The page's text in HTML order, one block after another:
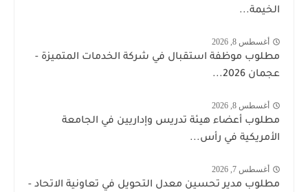
الخيمة...
أغسطس 8, 2026
مطلوب موظفة استقبال في شركة الخدمات المتميزة -
عجمان 2026...
أغسطس 8, 2026
مطلوب أعضاء هيئة تدريس وإداريين في الجامعة
الأمريكية في رأس...
أغسطس 7, 2026
مطلوب مدير تحسين معدل التحويل في تعاونية الاتحاد -